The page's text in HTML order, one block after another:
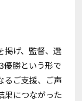
掲げ、監督、選
優勝という形で
るご支援、ご声
果につながった